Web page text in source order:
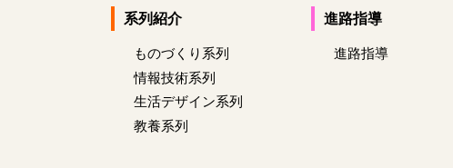
系列紹介
ものづくり系列
情報技術系列
生活デザイン系列
教養系列
進路指導
進路指導